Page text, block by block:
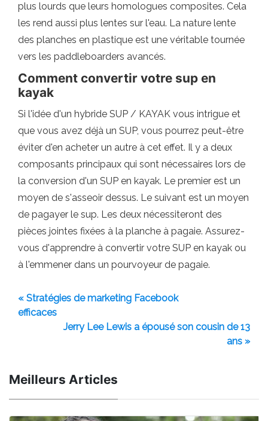
plus lourds que leurs homologues composites. Cela
les rend aussi plus lentes sur l'eau. La nature lente
des planches en plastique est une véritable tournée
vers les paddleboarders avancés.
Comment convertir votre sup en
kayak
Si l'idée d'un hybride SUP / KAYAK vous intrigue et
que vous avez déjà un SUP, vous pourrez peut-être
éviter d'en acheter un autre à cet effet. Il y a deux
composants principaux qui sont nécessaires lors de
la conversion d'un SUP en kayak. Le premier est un
moyen de s'asseoir dessus. Le suivant est un moyen
de pagayer le sup. Les deux nécessiteront des
pièces jointes fixées à la planche à pagaie. Assurez-
vous d'apprendre à convertir votre SUP en kayak ou
à l'emmener dans un pourvoyeur de pagaie.
« Stratégies de marketing Facebook
efficaces
Jerry Lee Lewis a épousé son cousin de 13
ans »
Meilleurs Articles